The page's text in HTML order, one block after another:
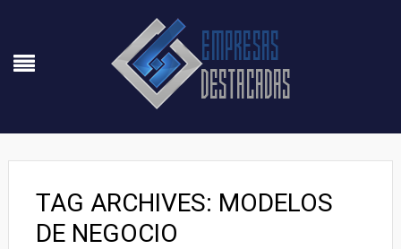
TAG ARCHIVES: MODELOS
DE NEGOCIO